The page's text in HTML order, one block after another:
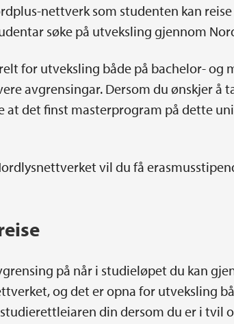
nettverk som studenten kan
søke på utveksling gjennom
for utveksling både på bachelor- og
avgrensingar. Dersom du ønskjer å
at det finst masterprogram på dette
vil du få
på når i studieløpet du kan
og det er opna for utveksling
din dersom du er i tvil